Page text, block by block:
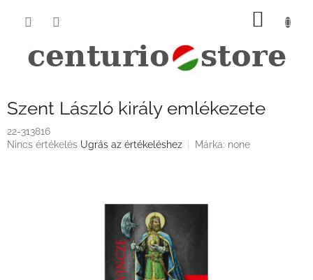
KOSÁR
Szent László király emlékezete
22-313816
A
Nincs értékelés Ugrás az értékeléshez Márka: none